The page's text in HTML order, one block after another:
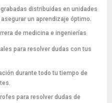
distribuidas en unidades
un aprendizaje óptimo.
de medicina e ingenierías
para resolver dudas con tus
durante todo tu tiempo de
para resolver dudas de